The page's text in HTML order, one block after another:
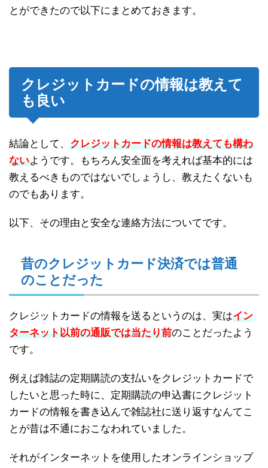
とができたので以下にまとめておきます。
クレジットカードの情報は教えて
も良い
結論として、 クレジットカードの情報は教えても構わ
ないようです。もちろん安全面を考えれば基本的には
教えるべきものではないでしょうし、教えたくないも
のでもあります。
以下、その理由と安全な連絡方法についてです。
昔のクレジットカード決済では普通
のことだった
クレジットカードの情報を送るというのは、実はイン
ターネット以前の通販では当たり前のことだったよう
です。
例えば雑誌の定期購読の支払いをクレジットカードで
したいと思った時に、定期購読の申込書にクレジット
カードの情報を書き込んで雑誌社に送り返すなんてこ
とが昔は不通におこなわれていました。
それがインターネットを使用したオンラインショップ